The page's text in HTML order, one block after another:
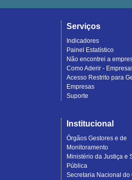
Serviços
Indicadores
Painel Estatístico
Não encontrei a
Como Aderir -
Acesso Restrito para
Empresas
Suporte
Institucional
Órgãos Gestores e de
Monitoramento
Ministério da Justiça e
Pública
Secretaria Nacional do